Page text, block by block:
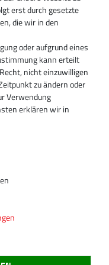
erst durch gesetzte
die wir in den
oder aufgrund eines
kann erteilt
nicht einzuwilligen
zu ändern oder
Verwendung
erklären wir in